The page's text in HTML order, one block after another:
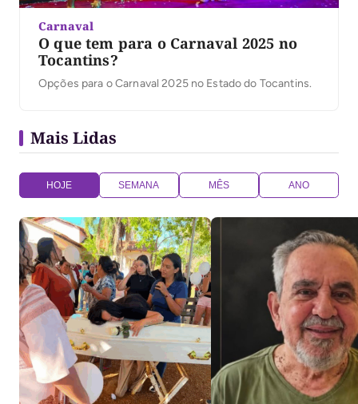
Carnaval
O que tem para o Carnaval 2025 no
Tocantins?
Opções para o Carnaval 2025 no Estado do Tocantins.
Mais Lidas
HOJE SEMANA MÊS ANO